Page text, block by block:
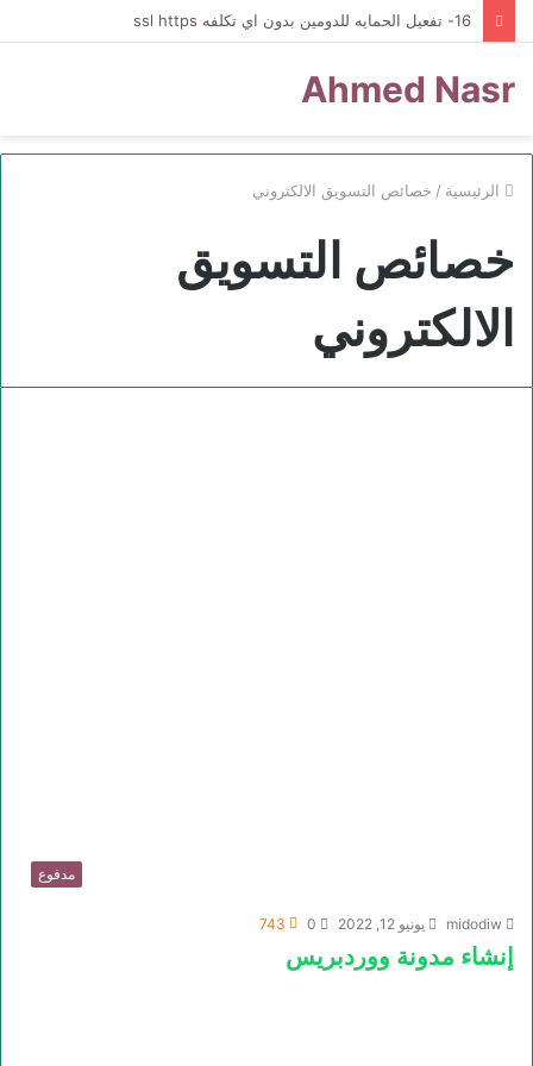
16- تفعيل الحمايه للدومين بدون اي تكلفه ssl https
Ahmed Nasr
الرئيسية / خصائص التسويق الالكتروني
خصائص التسويق
الالكتروني
مدفوع
midodiw يونيو 12, 2022 0
743
إنشاء مدونة ووردبريس